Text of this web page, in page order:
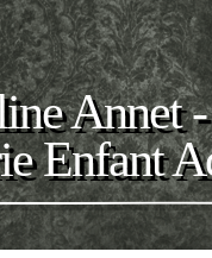
Annet
Enfant